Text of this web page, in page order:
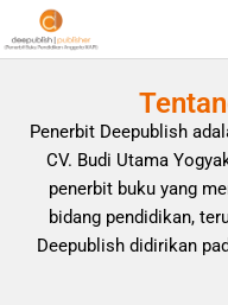
Penerbit Deepublish
CV. Budi Utama
penerbit buku yang
bidang pendidikan,
Deepublish didirikan